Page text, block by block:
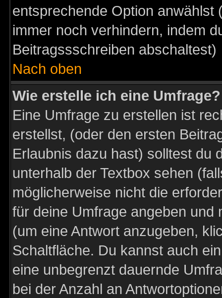
entsprechende Option anwählst
immer noch verhindern, indem
Beitragssschreiben abschaltest)
Nach oben
Wie erstelle ich eine Umfrage?
Eine Umfrage zu erstellen ist
erstellst, (oder den ersten
Erlaubnis dazu hast) solltest du
unterhalb der Textbox sehen
möglicherweise nicht die
für deine Umfrage angeben und
(um eine Antwort anzugeben,
Schaltfläche. Du kannst auch
eine unbegrenzt dauernde
bei der Anzahl an